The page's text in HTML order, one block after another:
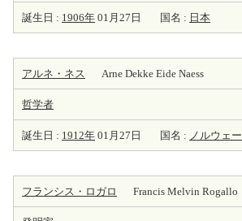
誕生日 : 1906年 01月27日 国名 : 日本
アルネ・ネス Arne Dekke Eide Naess
哲学者
誕生日 : 1912年 01月27日 国名 : ノルウェー
フランシス・ロガロ Francis Melvin Rogallo